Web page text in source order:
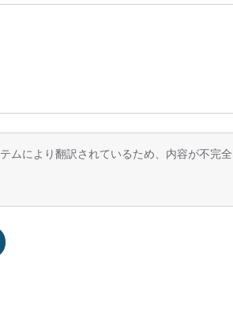
ムにより翻訳されているため、内容が不完